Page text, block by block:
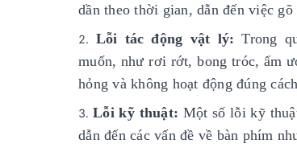
dần theo thời gian, dẫn đến việc
Lỗi tác động vật lý:Trong
muốn, như rơi rớt, bong tróc, ẩm
hỏng và không hoạt động đúng
Lỗi kỹ thuật: Một số lỗi kỹ
dẫn đến các vấn đề về bàn phím